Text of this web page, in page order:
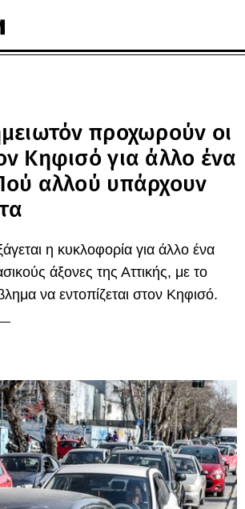
προχωρούν οι
Κηφισό για άλλο ένα
αλλού υπάρχουν
η κυκλοφορία για άλλο ένα
άξονες της Αττικής, με το
να εντοπίζεται στον Κηφισό.